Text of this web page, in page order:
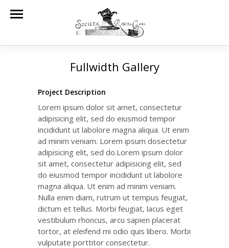
Fullwidth Gallery
Project Description
Lorem ipsum dolor sit amet, consectetur
adipisicing elit, sed do eiusmod tempor
incididunt ut labolore magna aliqua. Ut enim
ad minim veniam. Lorem ipsum dosectetur
adipisicing elit, sed do.Lorem ipsum dolor
sit amet, consectetur adipisicing elit, sed
do eiusmod tempor incididunt ut labolore
magna aliqua. Ut enim ad minim veniam.
Nulla enim diam, rutrum ut tempus feugiat,
dictum et tellus. Morbi feugiat, lacus eget
vestibulum rhoncus, arcu sapien placerat
tortor, at eleifend mi odio quis libero. Morbi
vulputate porttitor consectetur.